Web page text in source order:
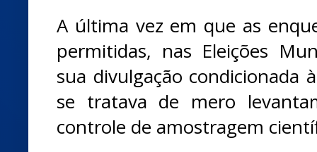
A última vez em que as
permitidas, nas Eleições
sua divulgação condicionada
se tratava de mero
controle de amostragem